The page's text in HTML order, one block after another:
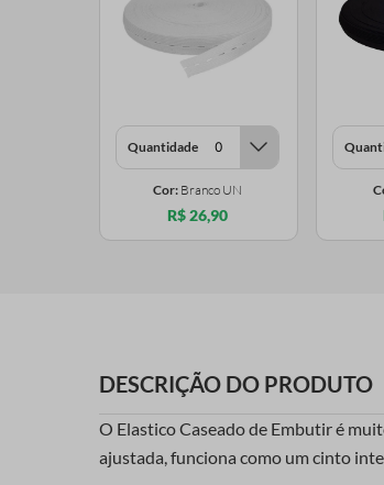
Quantidade
Cor: Branco UN
R$ 26,90
DESCRIÇÃO DO PRODUTO
O Elastico Caseado de Embutir é
ajustada, funciona como um cinto